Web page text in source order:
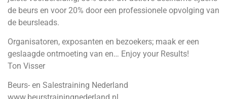
de beurs en voor 20% door een professionele opvolging van
de beursleads.
Organisatoren, exposanten en bezoekers; maak er een
geslaagde ontmoeting van en… Enjoy your Results!
Ton Visser
Beurs- en Salestraining Nederland